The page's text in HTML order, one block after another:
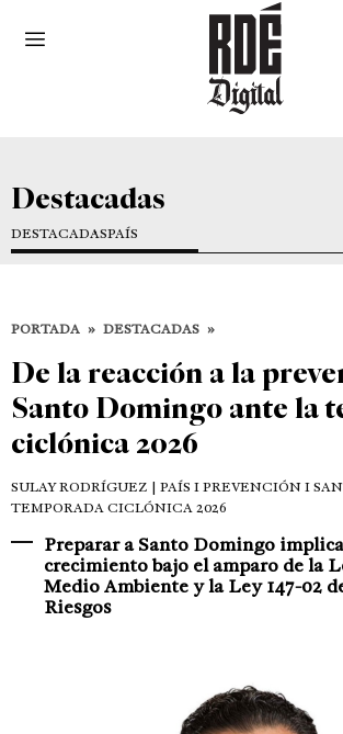
Destacadas
DESTACADASPAÍS
PORTADA » DESTACADAS »
De la reacción a la
Santo Domingo ante la
ciclónica 2026
SULAY RODRÍGUEZ | PAÍS I PREVENCIÓN I
TEMPORADA CICLÓNICA 2026
Preparar a Santo Domingo
crecimiento bajo el amparo de la
Medio Ambiente y la Ley 147-02
Riesgos